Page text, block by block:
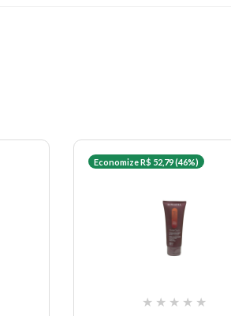
Economize R$ 52,79 (46%)
★ ★ ★ ★ ★